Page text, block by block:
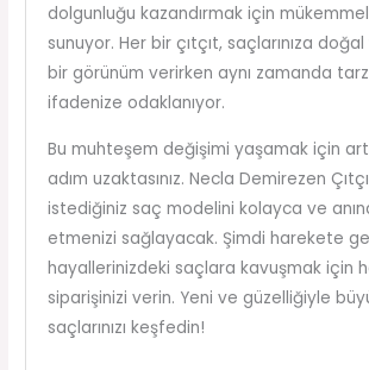
dolgunluğu kazandırmak için
sunuyor. Her bir çıtçıt, saçlarınıza
bir görünüm verirken aynı zamanda
ifadenize odaklanıyor.
Bu muhteşem değişimi yaşamak için
adım uzaktasınız. Necla Demirezen
istediğiniz saç modelini kolayca ve
etmenizi sağlayacak. Şimdi harekete
hayallerinizdeki saçlara kavuşmak için
siparişinizi verin. Yeni ve güzelliğiyle
saçlarınızı keşfedin!